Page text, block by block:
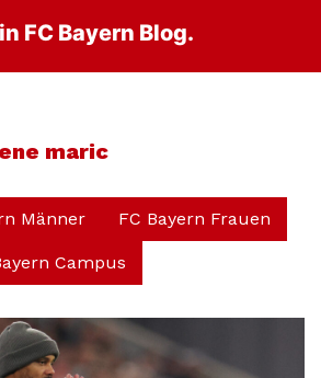
FC Bayern Blog.
maric
Männer FC Bayern Frauen
Campus